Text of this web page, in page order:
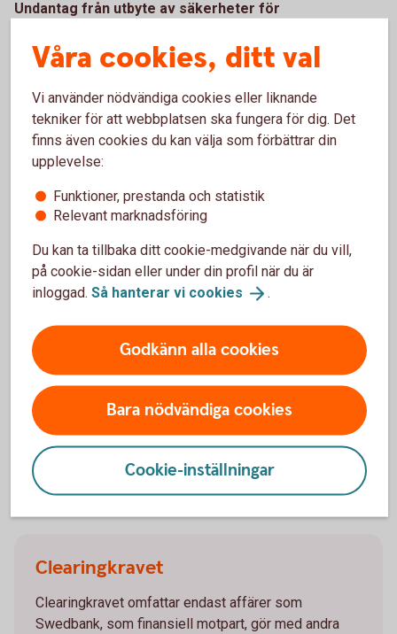
Undantag från utbyte av säkerheter för
Swedbank Hypotek AB
Swedbank AS (Lettland)
Swedbank AB (Litauen)
Övergripande områden
Transaktionsrapportering
Enligt EMIR ska samtliga derivataffärer som ett
företag gör, även de som är handlade över en börs,
rapporteras in till ett godkänt transaktionsregister. Vi
på Swedbank erbjuder våra kunder hjälp med denna
rapportering.
EMIRstransaktionsrapportering
Clearingkravet
Clearingkravet omfattar endast affärer som
Swedbank, som finansiell motpart, gör med andra
Våra cookies, ditt val
Vi använder nödvändiga cookies eller liknande
tekniker för att webbplatsen ska fungera för dig. Det
finns även cookies du kan välja som förbättrar din
upplevelse:
Funktioner, prestanda och statistik
Relevant marknadsföring
Du kan ta tillbaka ditt cookie-medgivande när du vill,
på cookie-sidan eller under din profil när du är
inloggad. Så hanterar vi cookies .
Godkänn alla cookies
Bara nödvändiga cookies
Cookie-inställningar